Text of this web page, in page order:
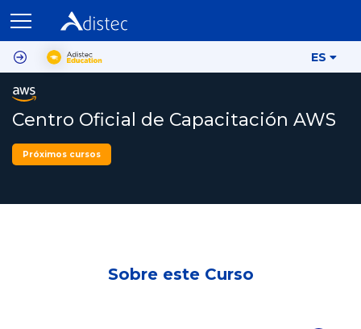
ES
Centro Oficial de Capacitación AWS
Próximos cursos
Sobre este Curso